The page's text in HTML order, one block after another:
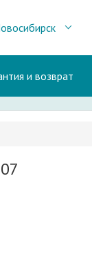
и возврат